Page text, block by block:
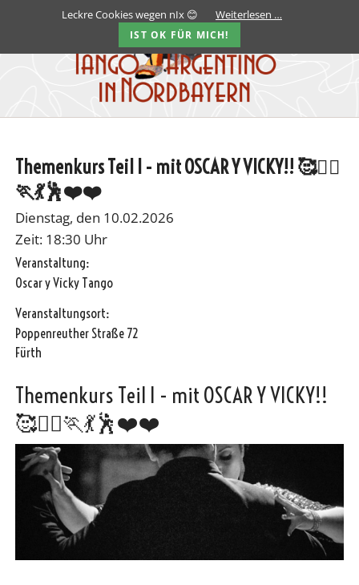
Themenkurs Teil I - mit OSCAR Y VICKY!! 🥰🏃‍♀️
🏃💃🕺❤️❤️
Dienstag, den 10.02.2026
Zeit: 18:30 Uhr
Veranstaltung:
Oscar y Vicky Tango
Veranstaltungsort:
Poppenreuther Straße 72
Fürth
Themenkurs Teil I - mit OSCAR Y VICKY!!
🥰🏃‍♀️🏃💃🕺❤️❤️
Leckre Cookies wegen nIx 😊 Weiterlesen …
IST OK FÜR MICH!